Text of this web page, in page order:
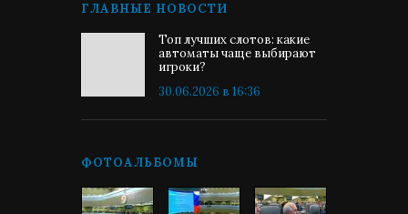
ГЛАВНЫЕ НОВОСТИ
Топ лучших слотов: какие
автоматы чаще выбирают
игроки?
30.06.2026 в 16:36
ФОТОАЛЬБОМЫ